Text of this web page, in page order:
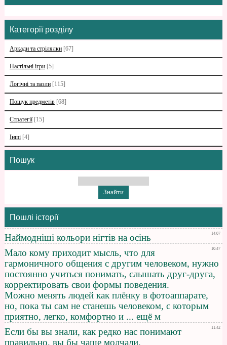
Категорії розділу
Аркади та стрілялки [67]
Настільні ігри [5]
Логічні та пазли [115]
Пошук предметів [68]
Стратегії [15]
Інші [4]
Пошук
Пошлі історії